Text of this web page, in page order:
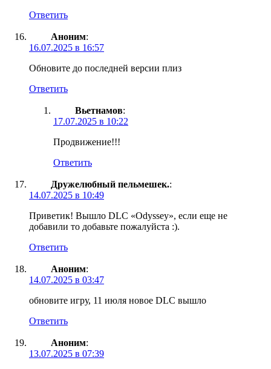
Ответить
Аноним:
16.07.2025 в 16:57
Обновите до последней версии плиз
Ответить
Вьетнамов:
17.07.2025 в 10:22
Продвижение!!!
Ответить
Дружелюбный пельмешек.:
14.07.2025 в 10:49
Приветик! Вышло DLC «Odyssey», если еще не
добавили то добавьте пожалуйста :).
Ответить
Аноним:
14.07.2025 в 03:47
обновите игру, 11 июля новое DLC вышло
Ответить
Аноним:
13.07.2025 в 07:39